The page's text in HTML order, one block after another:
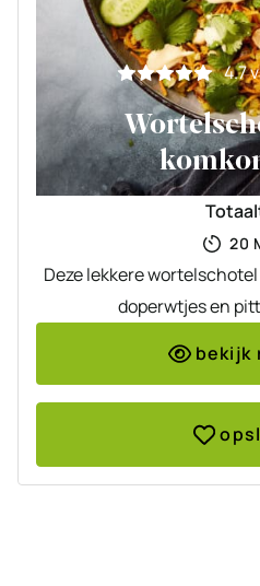
4.7
20
Deze lekkere
doperwtjes en
bekijk